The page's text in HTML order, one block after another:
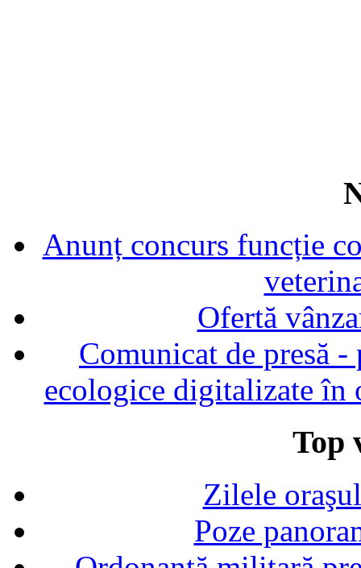
Anunț concurs funcție
Ofertă
Comunicat de presă
ecologice digitalizate în
Top
Zilele
Poze